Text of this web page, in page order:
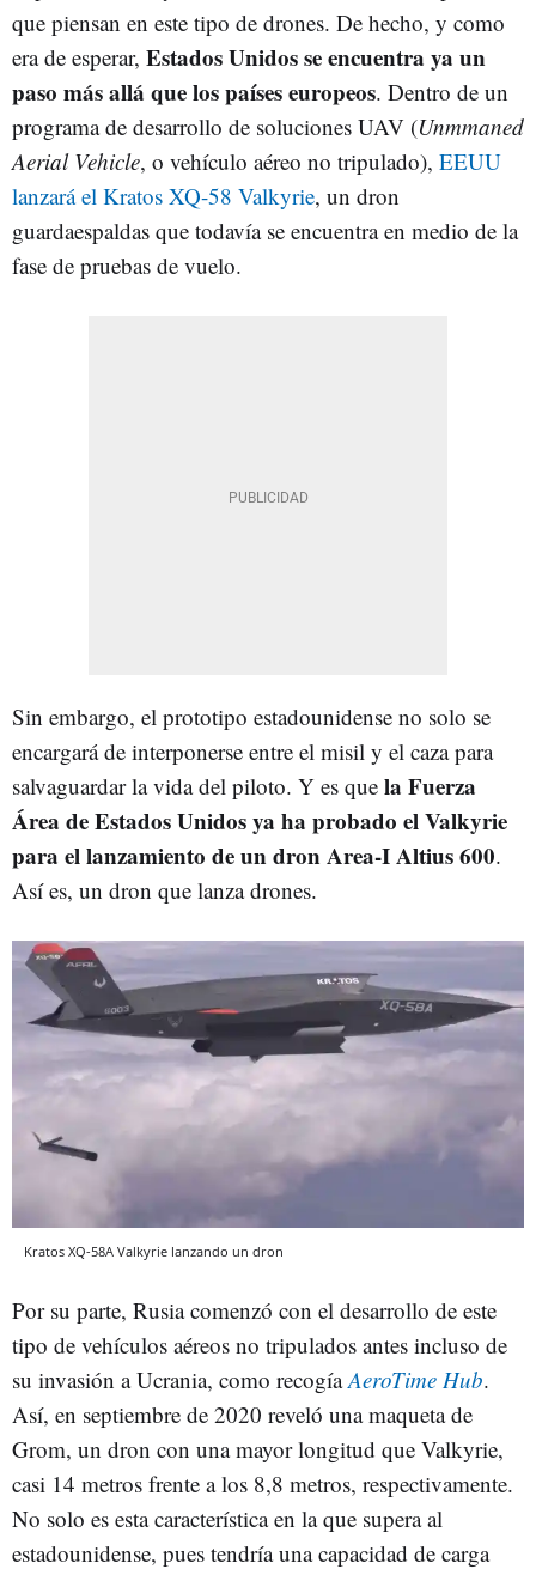
que piensan en este tipo de drones. De hecho, y como
era de esperar, Estados Unidos se encuentra ya un
paso más allá que los países europeos. Dentro de un
programa de desarrollo de soluciones UAV (Unmmaned
Aerial Vehicle, o vehículo aéreo no tripulado), EEUU
lanzará el Kratos XQ-58 Valkyrie, un dron
guardaespaldas que todavía se encuentra en medio de la
fase de pruebas de vuelo.
Sin embargo, el prototipo estadounidense no solo se
encargará de interponerse entre el misil y el caza para
salvaguardar la vida del piloto. Y es que la Fuerza
Área de Estados Unidos ya ha probado el Valkyrie
para el lanzamiento de un dron Area-I Altius 600.
Así es, un dron que lanza drones.
Kratos XQ-58A Valkyrie lanzando un dron
Por su parte, Rusia comenzó con el desarrollo de este
tipo de vehículos aéreos no tripulados antes incluso de
su invasión a Ucrania, como recogíaAeroTime Hub.
Así, en septiembre de 2020 reveló una maqueta de
Grom, un dron con una mayor longitud que Valkyrie,
casi 14 metros frente a los 8,8 metros, respectivamente.
No solo es esta característica en la que supera al
estadounidense, pues tendría una capacidad de carga